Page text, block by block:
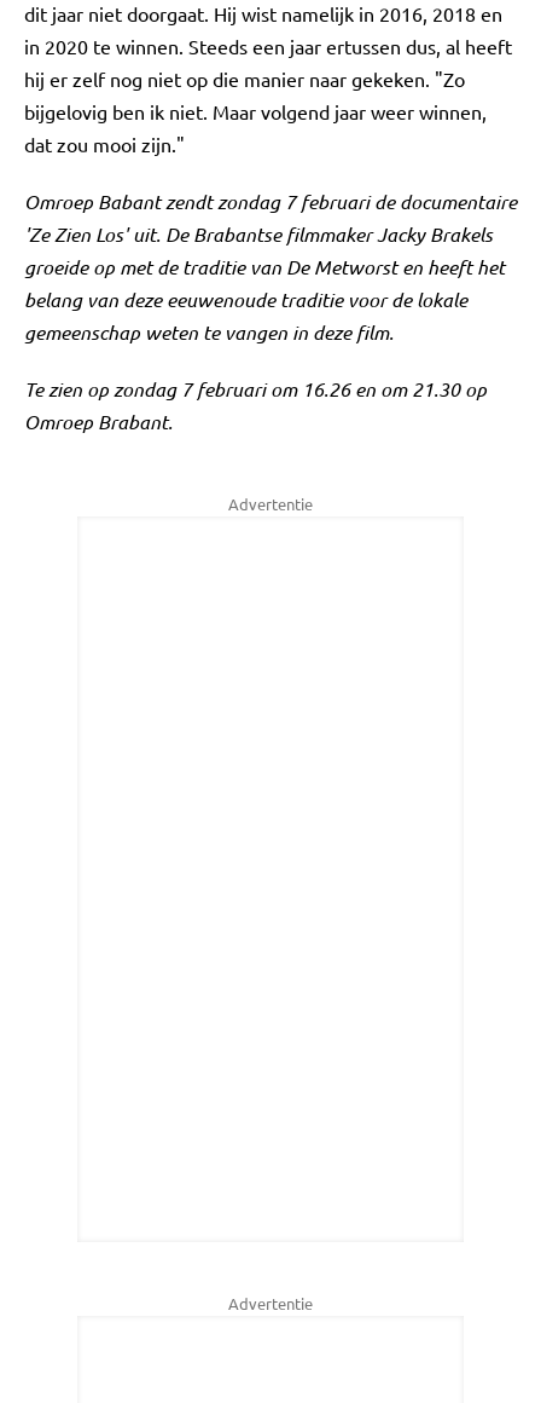
dit jaar niet doorgaat. Hij wist namelijk in 2016, 2018 en
in 2020 te winnen. Steeds een jaar ertussen dus, al heeft
hij er zelf nog niet op die manier naar gekeken. "Zo
bijgelovig ben ik niet. Maar volgend jaar weer winnen,
dat zou mooi zijn."
Omroep Babant zendt zondag 7 februari de documentaire
'Ze Zien Los' uit. De Brabantse filmmaker Jacky Brakels
groeide op met de traditie van De Metworst en heeft het
belang van deze eeuwenoude traditie voor de lokale
gemeenschap weten te vangen in deze film.
Te zien op zondag 7 februari om 16.26 en om 21.30 op
Omroep Brabant.
Advertentie
Advertentie